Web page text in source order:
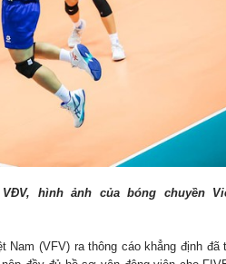
hình ảnh của bóng chuyền
Nam (VFV) ra thông cáo khẳng định đã